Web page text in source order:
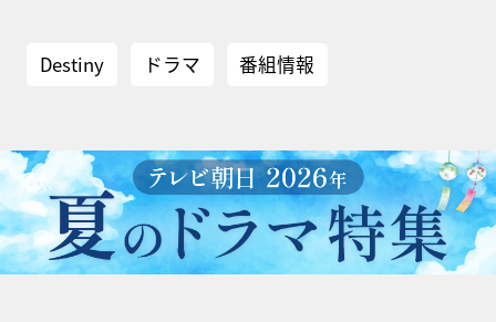
Destiny ドラマ 番組情報